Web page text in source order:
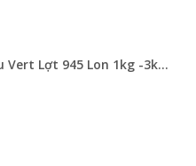
Sơn Dầu Lina Màu Vert Lợt 945 Lon 1kg -3kg -5kg -Thùng 20kg Gía Rẻ Gía Sỉ